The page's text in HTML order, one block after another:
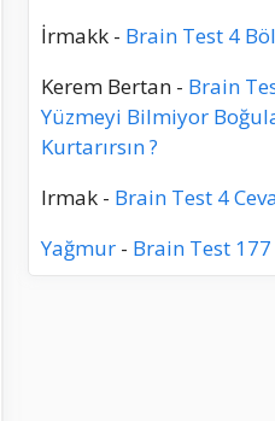
İrmakk - Brain Test 4
Kerem Bertan - Brain
Yüzmeyi Bilmiyor
Kurtarırsın ?
Irmak - Brain Test 4
Yağmur - Brain Test